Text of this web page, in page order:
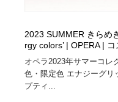
2023 SUMMER きらめ
rgy colors’ | OPERA |
オペラ2023年サマーコレ
色・限定色 エナジーグリ
プティ...